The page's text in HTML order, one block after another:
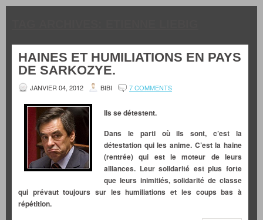
HAINES ET HUMILIATIONS EN PAYS
DE SARKOZYE.
JANVIER 04, 2012 BIBI 7 COMMENTS
Ils se détestent.
Dans le parti où ils sont, c’est la
détestation qui les anime. C’est la haine
(rentrée) qui est le moteur de leurs
alliances. Leur solidarité est plus forte
que leurs inimitiés, solidarité de classe
qui prévaut toujours sur les humiliations et les coups bas à
répétition.